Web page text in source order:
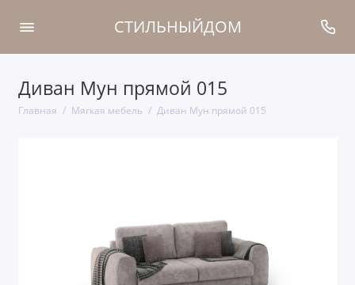
СТИЛЬНЫЙДОМ
Диван Мун прямой 015
Главная Мягкая мебель Диван Мун прямой 015